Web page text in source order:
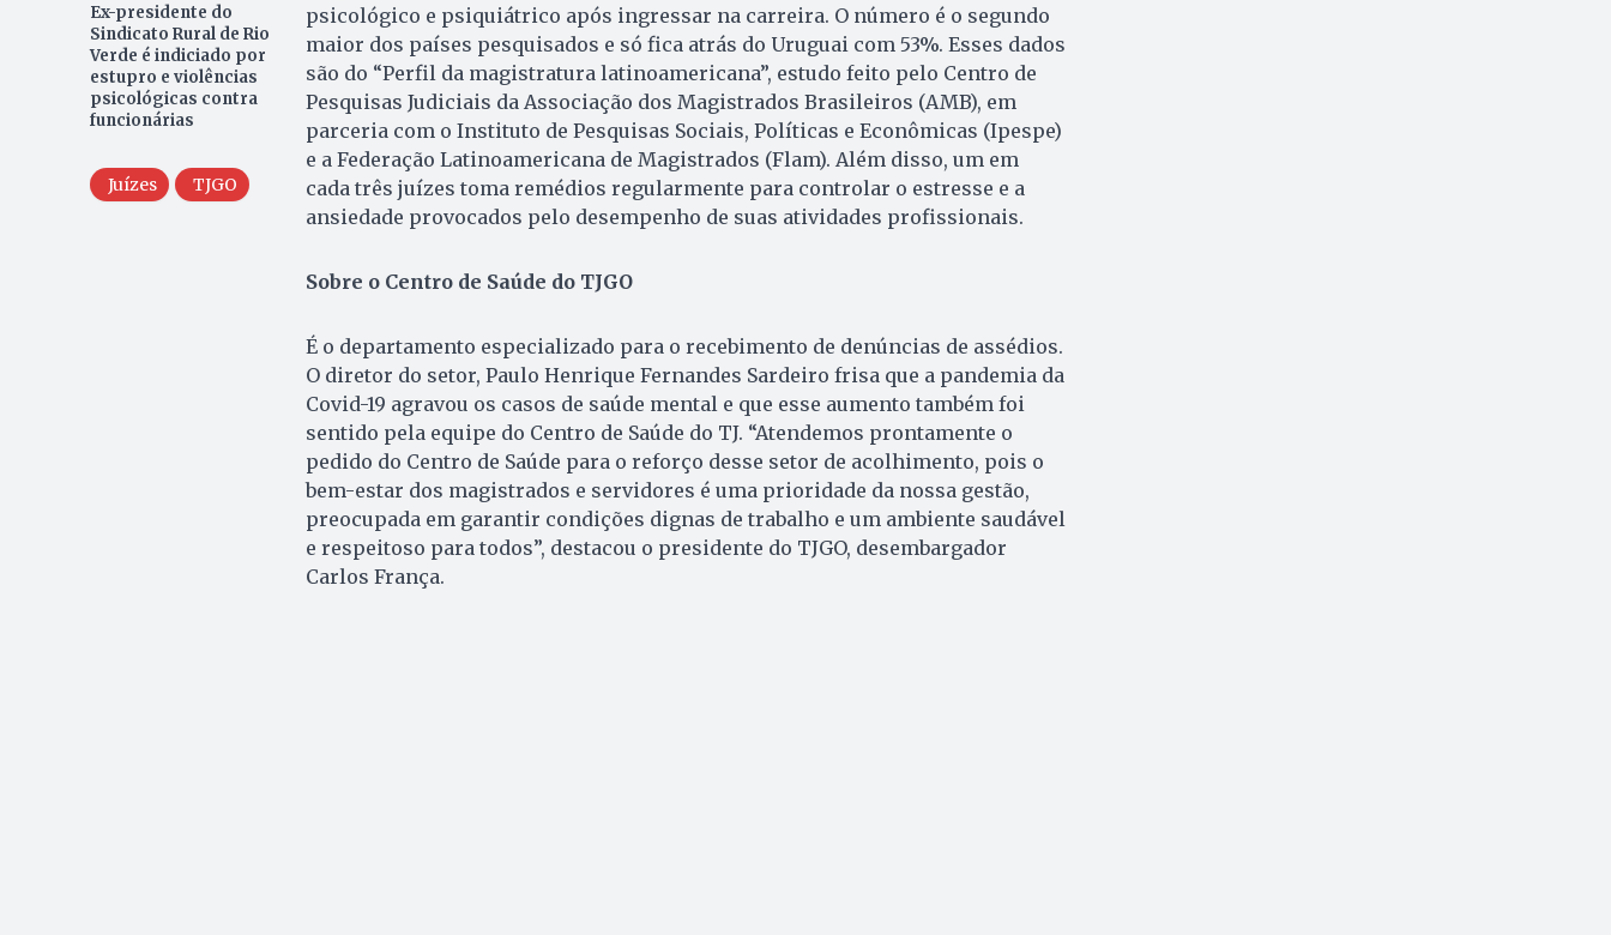
Ex-presidente do
Sindicato Rural de Rio
Verde é indiciado por
estupro e violências
psicológicas contra
funcionárias
Juízes TJGO
psicológico e psiquiátrico após ingressar na carreira. O número é o segundo
maior dos países pesquisados e só fica atrás do Uruguai com 53%. Esses dados
são do “Perfil da magistratura latinoamericana”, estudo feito pelo Centro de
Pesquisas Judiciais da Associação dos Magistrados Brasileiros (AMB), em
parceria com o Instituto de Pesquisas Sociais, Políticas e Econômicas (Ipespe)
e a Federação Latinoamericana de Magistrados (Flam). Além disso, um em
cada três juízes toma remédios regularmente para controlar o estresse e a
ansiedade provocados pelo desempenho de suas atividades profissionais.
Sobre o Centro de Saúde do TJGO
É o departamento especializado para o recebimento de denúncias de assédios.
O diretor do setor, Paulo Henrique Fernandes Sardeiro frisa que a pandemia da
Covid-19 agravou os casos de saúde mental e que esse aumento também foi
sentido pela equipe do Centro de Saúde do TJ. “Atendemos prontamente o
pedido do Centro de Saúde para o reforço desse setor de acolhimento, pois o
bem-estar dos magistrados e servidores é uma prioridade da nossa gestão,
preocupada em garantir condições dignas de trabalho e um ambiente saudável
e respeitoso para todos”, destacou o presidente do TJGO, desembargador
Carlos França.